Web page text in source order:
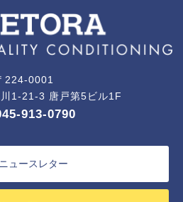
224-0001
1-21-3 唐戸第5ビル1F
913-0790
ニュースレター